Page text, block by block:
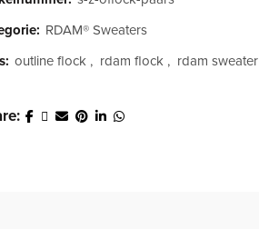
RDAM® Sweaters
outline flock , rdam flock , rdam sweater